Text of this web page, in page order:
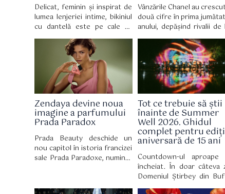
Delicat, feminin și inspirat de
lumea lenjeriei intime, bikiniul
cu dantelă este pe cale să
devină piesa vestimentară
obligatorie a verii 2026,
reinventând costumul de baie
cu o eleganță retro irezistibilă.
Vânzările Chanel au
două cifre în prima
anului, depășind rivalii de
inclusiv LVMH,
cumpărătorii bogați
cheltuit o grămadă de bani
noile creații de modă
designerului Matthieu Blazy.
Zendaya devine noua
imagine a parfumului
Prada Paradox
Prada Beauty deschide un
nou capitol în istoria francizei
sale Prada Paradoxe, numind-
simplu parteneriat, această
Tot ce trebuie să știi
înainte de Summer
Well 2026. Ghidul
complet pentru
aniversară de 15 ani
Countdown-ul aproape
încheiat. În doar câteva
Domeniul Știrbey din
devine din nou locul în